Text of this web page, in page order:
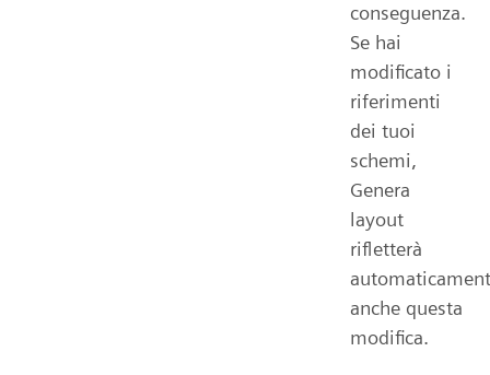
conseguenza.
Se hai
modificato i
riferimenti
dei tuoi
schemi,
Genera
layout
rifletterà
anche questa
modifica.